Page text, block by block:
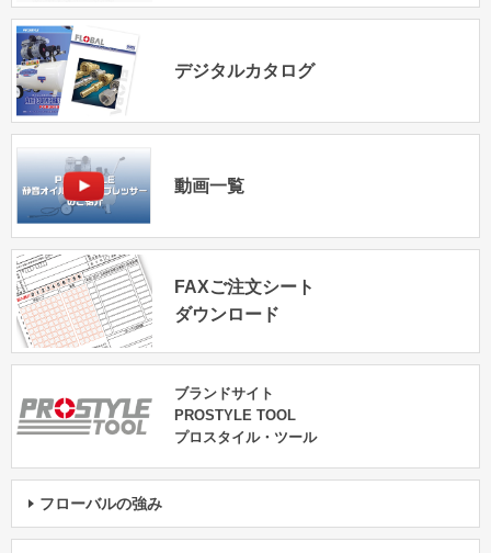
デジタルカタログ
動画一覧
FAXご注文シート
ダウンロード
ブランドサイト
PROSTYLE TOOL
プロスタイル・ツール
フローバルの強み